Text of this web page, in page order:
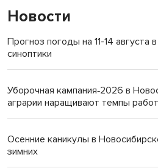
Новости
Прогноз погоды на 11-14 августа
синоптики
Уборочная кампания‑2026 в
аграрии наращивают темпы работ
Осенние каникулы в
зимних